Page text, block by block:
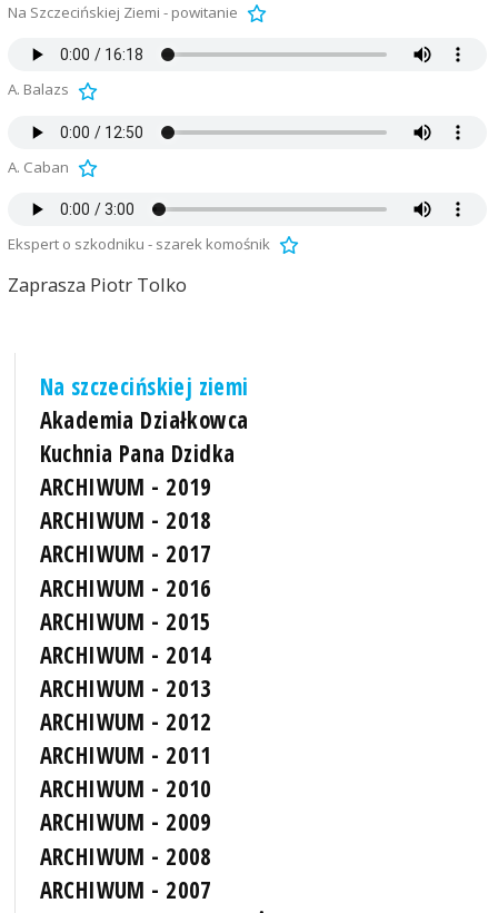
Na Szczecińskiej Ziemi - powitanie
A. Balazs
A. Caban
Ekspert o szkodniku - szarek komośnik
Zaprasza Piotr Tolko
Na szczecińskiej ziemi
Akademia Działkowca
Kuchnia Pana Dzidka
ARCHIWUM - 2019
ARCHIWUM - 2018
ARCHIWUM - 2017
ARCHIWUM - 2016
ARCHIWUM - 2015
ARCHIWUM - 2014
ARCHIWUM - 2013
ARCHIWUM - 2012
ARCHIWUM - 2011
ARCHIWUM - 2010
ARCHIWUM - 2009
ARCHIWUM - 2008
ARCHIWUM - 2007